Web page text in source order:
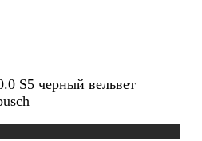
S5 черный вельвет